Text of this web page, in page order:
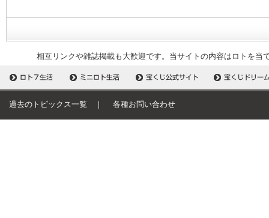
相互リンクや雑誌掲載も大歓迎です。当サイトの内容はロトを
過去のトピックス一覧 ｜ 各種お問い合わせ